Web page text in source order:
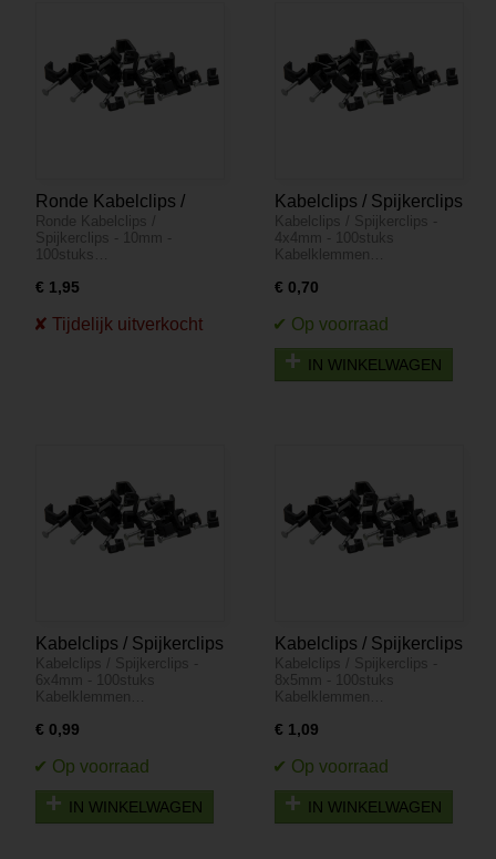
Ronde Kabelclips /
Spijkerclips - 10mm -
100stuks
Ronde Kabelclips /
Spijkerclips - 10mm -
100stuks…
€ 1,95
Kabelclips / Spijkerclips
- 4x4mm - 100stuks
Kabelclips / Spijkerclips -
4x4mm - 100stuks
Kabelklemmen…
€ 0,70
IN WINKELWAGEN
Kabelclips / Spijkerclips
- 6x4mm - 100stuks
Kabelclips / Spijkerclips -
6x4mm - 100stuks
Kabelklemmen…
€ 0,99
IN WINKELWAGEN
Kabelclips / Spijkerclips
- 8x5mm - 100stuks
Kabelclips / Spijkerclips -
8x5mm - 100stuks
Kabelklemmen…
€ 1,09
IN WINKELWAGEN